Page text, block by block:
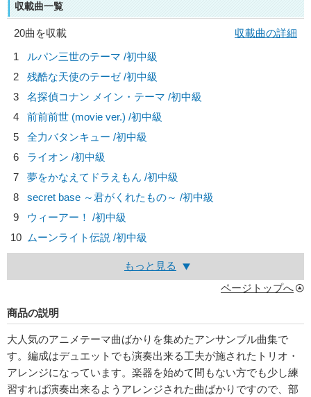
収載曲一覧
20曲を収載
収載曲の詳細
1
ルパン三世のテーマ /初中級
2
残酷な天使のテーゼ /初中級
3
名探偵コナン メイン・テーマ /初中級
4
前前前世 (movie ver.) /初中級
5
全力バタンキュー /初中級
6
ライオン /初中級
7
夢をかなえてドラえもん /初中級
8
secret base ～君がくれたもの～ /初中級
9
ウィーアー！ /初中級
10
ムーンライト伝説 /初中級
もっと見る
ページトップへ
商品の説明
大人気のアニメテーマ曲ばかりを集めたアンサンブル曲集で
す。編成はデュエットでも演奏出来る工夫が施されたトリオ・
アレンジになっています。楽器を始めて間もない方でも少し練
習すれば演奏出来るようアレンジされた曲ばかりですので、部